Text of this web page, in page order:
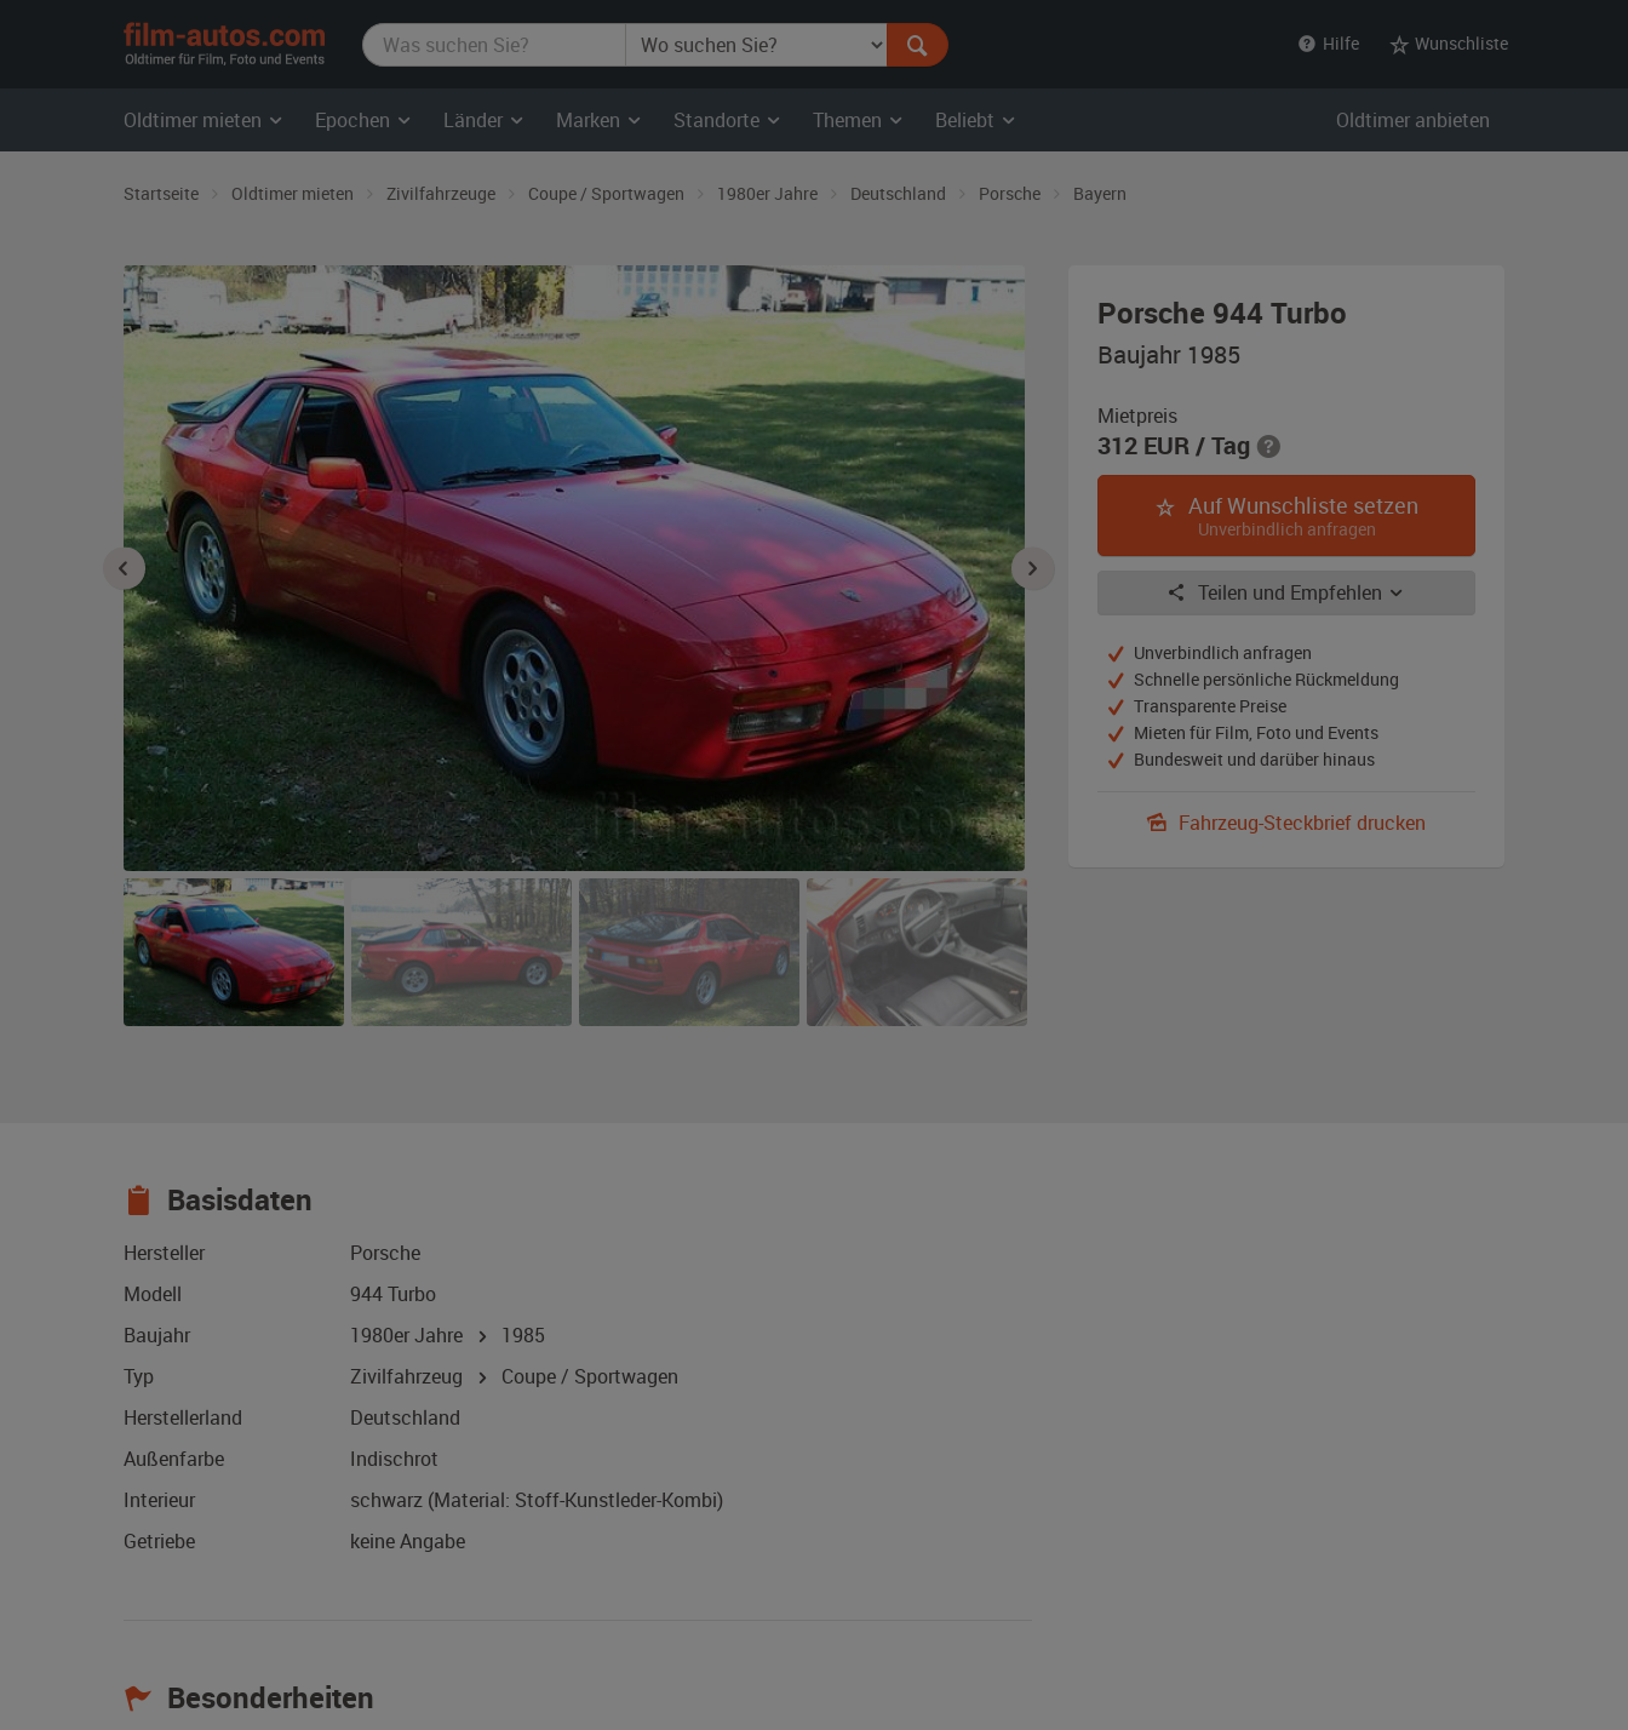
film-
autos.com
Hilfe Wunschliste
Oldtimer mieten Epochen Länder Marken Standorte Themen Beliebt Oldtimer anbieten
Startseite Oldtimer mieten Zivilfahrzeuge Coupe / Sportwagen 1980er Jahre Deutschland Porsche Bayern
Porsche 944 Turbo
Baujahr 1985
Mietpreis
312 EUR/ Tag
Auf Wunschliste setzen
Unverbindlich anfragen
Teilen und Empfehlen
Unverbindlich anfragen
Schnelle persönliche Rückmeldung
Transparente Preise
Mieten für Film, Foto und Events
Bundesweit und darüber hinaus
Fahrzeug-Steckbrief drucken
Basisdaten
Hersteller
Porsche
Modell
944 Turbo
Baujahr
1980er Jahre
1985
Typ
Zivilfahrzeug
Coupe / Sportwagen
Herstellerland
Deutschland
Außenfarbe
Indischrot
Interieur
schwarz (Material: Stoff-Kunstleder-Kombi)
Getriebe
keine Angabe
Besonderheiten